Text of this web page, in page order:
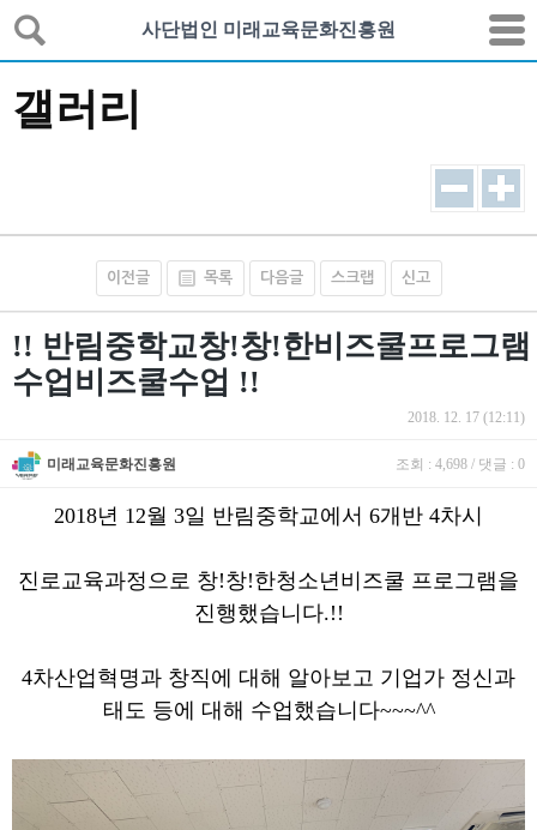
사단법인 미래교육문화진흥원
갤러리
이전글 목록 다음글 스크랩 신고
미래교육문화진흥원
!! 반림중학교창!창!한비즈쿨프로그램
수업비즈쿨수업 !!
2018. 12. 17 (12:11)
조회 : 4,698 / 댓글 : 0
2018년 12월 3일 반림중학교에서 6개반 4차시
진로교육과정으로 창!창!한청소년비즈쿨 프로그램을
진행했습니다.!!
4차산업혁명과 창직에 대해 알아보고 기업가 정신과
태도 등에 대해 수업했습니다~~~^^